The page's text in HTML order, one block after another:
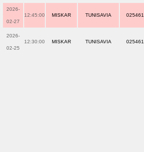
2026-
02-27
12:45:00 MISKAR TUNISAVIA 025461
2026-
02-25
12:30:00 MISKAR TUNISAVIA 025461